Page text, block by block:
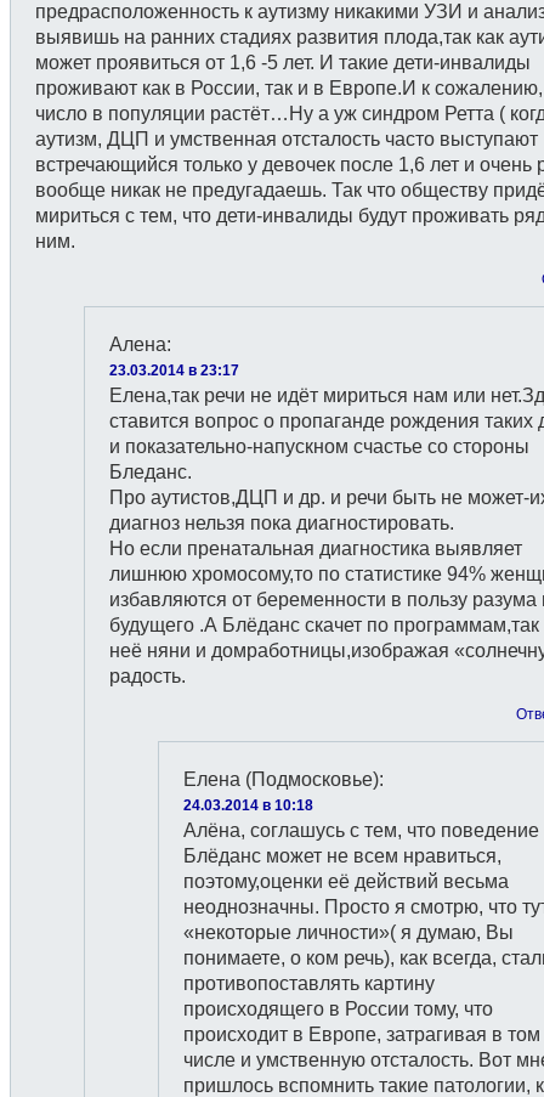
предрасположенность к аутизму никакими УЗИ и
выявишь на ранних стадиях развития плода,так как
может проявиться от 1,6 -5 лет. И такие дети-инвалиды
проживают как в России, так и в Европе.И к
число в популяции растёт…Ну а уж синдром Ретта (
аутизм, ДЦП и умственная отсталость часто выступают
встречающийся только у девочек после 1,6 лет и очень
вообще никак не предугадаешь. Так что обществу
мириться с тем, что дети-инвалиды будут проживать
ним.
Алена:
23.03.2014 в 23:17
Елена,так речи не идёт мириться нам или
ставится вопрос о пропаганде рождения таких
и показательно-напускном счастье со стороны
Бледанс.
Про аутистов,ДЦП и др. и речи быть не может-
диагноз нельзя пока диагностировать.
Но если пренатальная диагностика выявляет
лишнюю хромосому,то по статистике 94%
избавляются от беременности в пользу разума
будущего .А Блёданс скачет по программам,так
неё няни и домработницы,изображая
радость.
Елена (Подмосковье):
24.03.2014 в 10:18
Алёна, соглашусь с тем, что поведение
Блёданс может не всем нравиться,
поэтому,оценки её действий весьма
неоднозначны. Просто я смотрю, что
«некоторые личности»( я думаю, Вы
понимаете, о ком речь), как всегда,
противопоставлять картину
происходящего в России тому, что
происходит в Европе, затрагивая в том
числе и умственную отсталость. Вот
пришлось вспомнить такие патологии,